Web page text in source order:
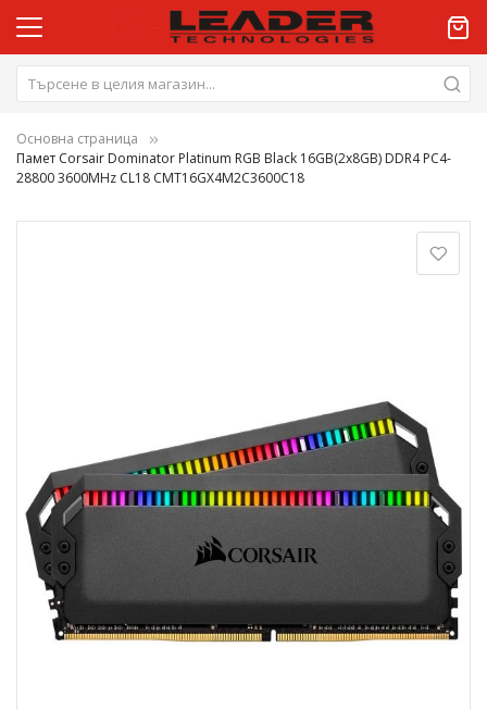
Основна страница
Памет Corsair Dominator Platinum RGB Black 16GB(2x8GB) DDR4 PC4-
28800 3600MHz CL18 CMT16GX4M2C3600C18